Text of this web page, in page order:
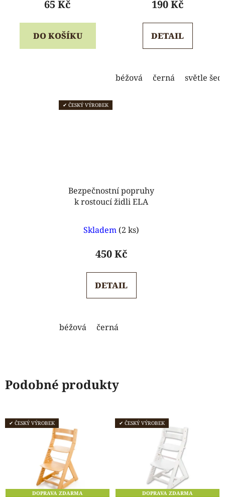
5,0
z
65 Kč
DO KOŠÍKU
5,0
z
190 Kč
DETAIL
béžová černá světle
✔ ČESKÝ VÝROBEK
Bezpečnostní popruhy
k rostoucí židli ELA
Skladem (2 ks)
450 Kč
DETAIL
béžová černá
Podobné produkty
✔ ČESKÝ VÝROBEK
DOPRAVA ZDARMA
✔ ČESKÝ VÝROBEK
DOPRAVA ZDARMA